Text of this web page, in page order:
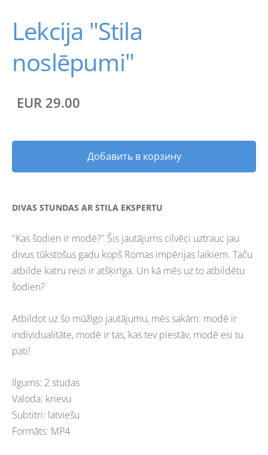
Lekcija "Stila
noslēpumi"
EUR 29.00
Добавить в корзину
DIVAS STUNDAS AR STILA EKSPERTU
"Kas šodien ir modē?" Šis jautājums cilvēci uztrauc jau
divus tūkstošus gadu kopš Romas impērijas laikiem. Taču
atbilde katru reizi ir atšķirīga. Un kā mēs uz to atbildētu
šodien?
Atbildot uz šo mūžīgo jautājumu, mēs sakām: modē ir
individualitāte, modē ir tas, kas tev piestāv, modē esi tu
pati!
Ilgums: 2 studas
Valoda: krievu
Subtitri: latviešu
Formāts: MP4